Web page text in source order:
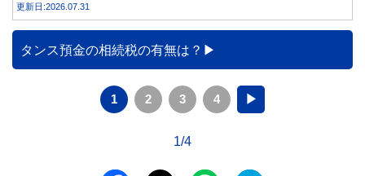
族が行うべき手続きについて分かりやすく解説します。
更新日:2026.07.31
タンス預金の相続税の有無は？
1 2 3 4 ▶
1/4